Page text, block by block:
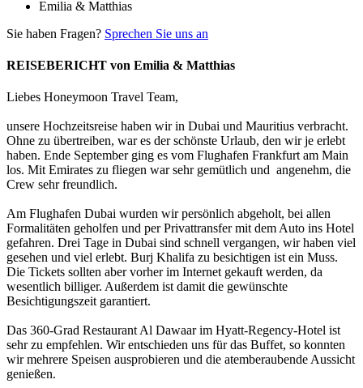
Emilia & Matthias
Sie haben Fragen? Sprechen Sie uns an
REISEBERICHT von Emilia & Matthias
Liebes Honeymoon Travel Team,
unsere Hochzeitsreise haben wir in Dubai und Mauritius verbracht.
Ohne zu übertreiben, war es der schönste Urlaub, den wir je erlebt
haben. Ende September ging es vom Flughafen Frankfurt am Main
los. Mit Emirates zu fliegen war sehr gemütlich und angenehm, die
Crew sehr freundlich.
Am Flughafen Dubai wurden wir persönlich abgeholt, bei allen
Formalitäten geholfen und per Privattransfer mit dem Auto ins Hotel
gefahren. Drei Tage in Dubai sind schnell vergangen, wir haben viel
gesehen und viel erlebt. Burj Khalifa zu besichtigen ist ein Muss.
Die Tickets sollten aber vorher im Internet gekauft werden, da
wesentlich billiger. Außerdem ist damit die gewünschte
Besichtigungszeit garantiert.
Das 360-Grad Restaurant Al Dawaar im Hyatt-Regency-Hotel ist
sehr zu empfehlen. Wir entschieden uns für das Buffet, so konnten
wir mehrere Speisen ausprobieren und die atemberaubende Aussicht
genießen.